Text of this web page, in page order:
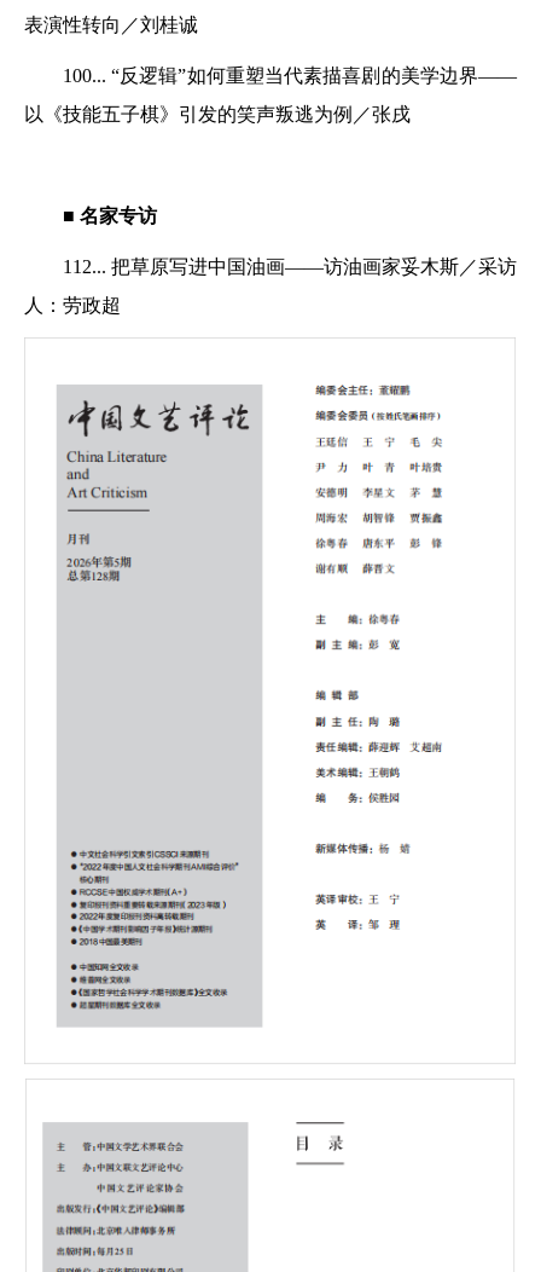
表演性转向／刘桂诚
100... “反逻辑”如何重塑当代素描喜剧的美学边界——
以《技能五子棋》引发的笑声叛逃为例／张戌
■ 名家专访
112... 把草原写进中国油画——访油画家妥木斯／采访
人：劳政超